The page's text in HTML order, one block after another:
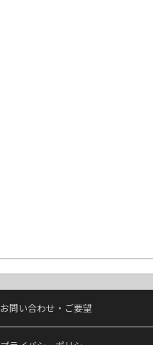
お問い合わせ・ご要望